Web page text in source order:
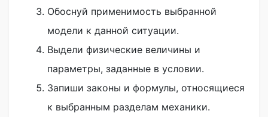
Обоснуй применимость выбранной
модели к данной ситуации.
Выдели физические величины и
параметры, заданные в условии.
Запиши законы и формулы, относящиеся
к выбранным разделам механики.